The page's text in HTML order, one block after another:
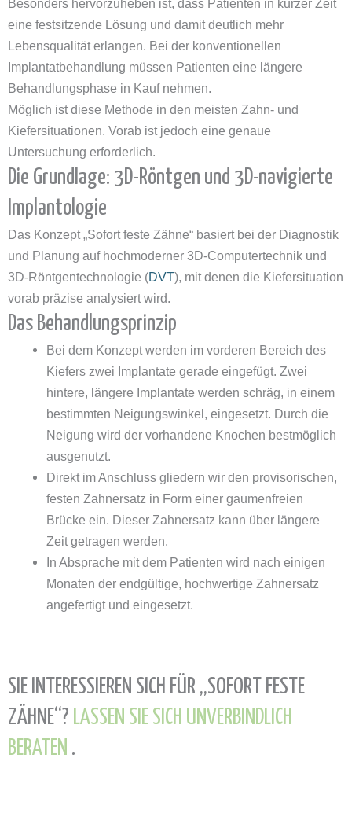
Besonders hervorzuheben ist, dass Patienten in kurzer Zeit
eine festsitzende Lösung und damit deutlich mehr
Lebensqualität erlangen. Bei der konventionellen
Implantatbehandlung müssen Patienten eine längere
Behandlungsphase in Kauf nehmen.
Möglich ist diese Methode in den meisten Zahn- und
Kiefersituationen. Vorab ist jedoch eine genaue
Untersuchung erforderlich.
Die Grundlage: 3D-Röntgen und 3D-navigierte
Implantologie
Das Konzept „Sofort feste Zähne“ basiert bei der Diagnostik
und Planung auf hochmoderner 3D-Computertechnik und
3D-Röntgentechnologie (DVT), mit denen die Kiefersituation
vorab präzise analysiert wird.
Das Behandlungsprinzip
Bei dem Konzept werden im vorderen Bereich des
Kiefers zwei Implantate gerade eingefügt. Zwei
hintere, längere Implantate werden schräg, in einem
bestimmten Neigungswinkel, eingesetzt. Durch die
Neigung wird der vorhandene Knochen bestmöglich
ausgenutzt.
Direkt im Anschluss gliedern wir den provisorischen,
festen Zahnersatz in Form einer gaumenfreien
Brücke ein. Dieser Zahnersatz kann über längere
Zeit getragen werden.
In Absprache mit dem Patienten wird nach einigen
Monaten der endgültige, hochwertige Zahnersatz
angefertigt und eingesetzt.
SIE INTERESSIEREN SICH FÜR „SOFORT FESTE
ZÄHNE“? LASSEN SIE SICH UNVERBINDLICH
BERATEN .